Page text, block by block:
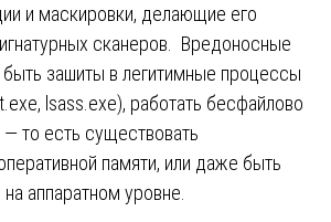
и маскировки, делающие его
сканеров. Вредоносные
зашиты в легитимные процессы
lsass.exe), работать бесфайлово
то есть существовать
памяти, или даже быть
аппаратном уровне.